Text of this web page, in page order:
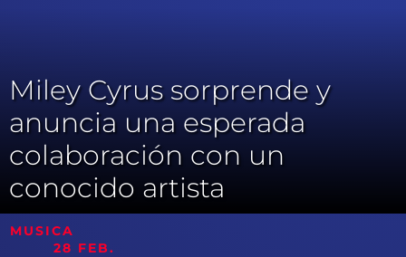
Miley Cyrus sorprende y
anuncia una esperada
colaboración con un
conocido artista
MUSICA
28 FEB.